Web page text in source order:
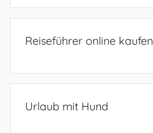
Reiseführer online kaufen
Urlaub mit Hund